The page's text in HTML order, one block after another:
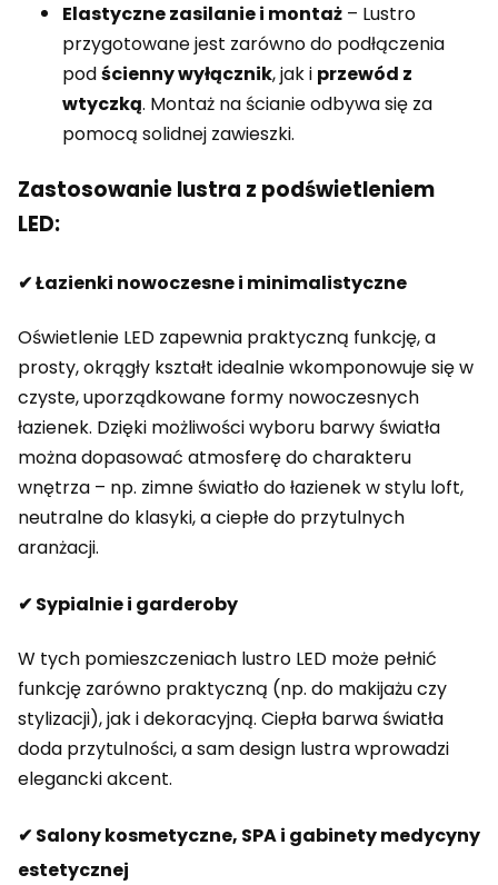
Elastyczne zasilanie i montaż – Lustro
przygotowane jest zarówno do podłączenia
podścienny wyłącznik, jak i przewód z
wtyczką. Montaż na ścianie odbywa się za
pomocą solidnej zawieszki.
Zastosowanie lustra z podświetleniem
LED:
✔ Łazienki nowoczesne i minimalistyczne
Oświetlenie LED zapewnia praktyczną funkcję, a
prosty, okrągły kształt idealnie wkomponowuje się w
czyste, uporządkowane formy nowoczesnych
łazienek. Dzięki możliwości wyboru barwy światła
można dopasować atmosferę do charakteru
wnętrza – np. zimne światło do łazienek w stylu loft,
neutralne do klasyki, a ciepłe do przytulnych
aranżacji.
✔ Sypialnie i garderoby
W tych pomieszczeniach lustro LED może pełnić
funkcję zarówno praktyczną (np. do makijażu czy
stylizacji), jak i dekoracyjną. Ciepła barwa światła
doda przytulności, a sam design lustra wprowadzi
elegancki akcent.
✔ Salony kosmetyczne, SPA i gabinety medycyny
estetycznej